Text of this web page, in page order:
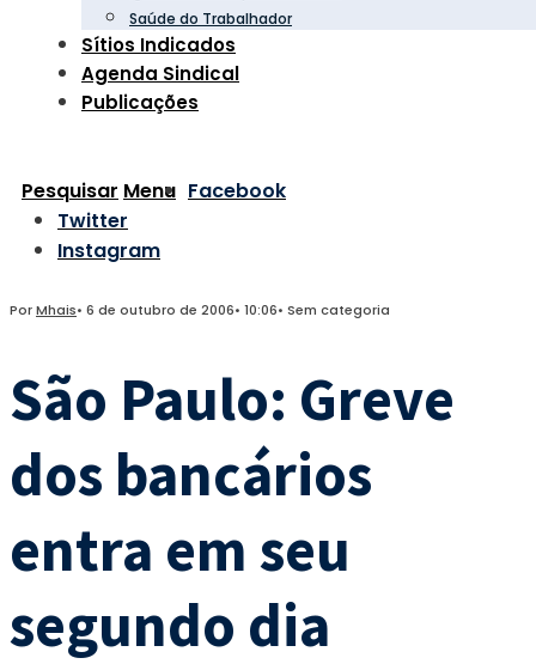
Saúde do Trabalhador
Sítios Indicados
Agenda Sindical
Publicações
Pesquisar Menu Facebook
Twitter
Instagram
PorMhais• 6 de outubro de 2006• 10:06• Sem categoria
São Paulo: Greve
dos bancários
entra em seu
segundo dia